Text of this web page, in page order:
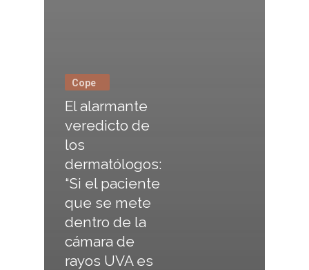
Cope
El alarmante
veredicto de
los
dermatólogos:
“Si el paciente
que se mete
dentro de la
cámara de
rayos UVA es